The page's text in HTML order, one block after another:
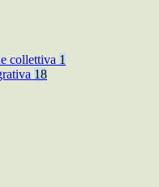
collettiva 1
18